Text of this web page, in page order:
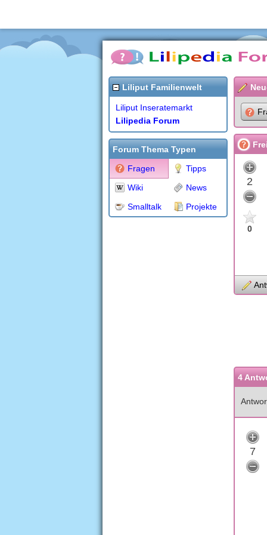
Liliput Familienwelt
Liliput Inseratemarkt
Lilipedia Forum
Forum Thema Typen
Fragen
Tipps
Wiki
News
Smalltalk
Projekte
2
0
4
7